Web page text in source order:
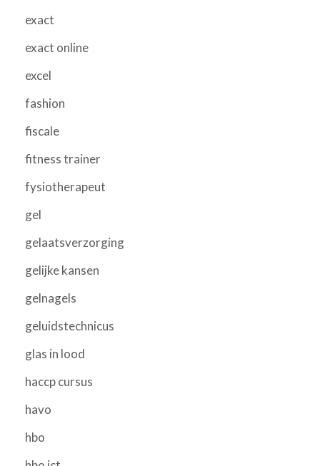
exact
exact online
excel
fashion
fiscale
fitness trainer
fysiotherapeut
gel
gelaatsverzorging
gelijke kansen
gelnagels
geluidstechnicus
glas in lood
haccp cursus
havo
hbo